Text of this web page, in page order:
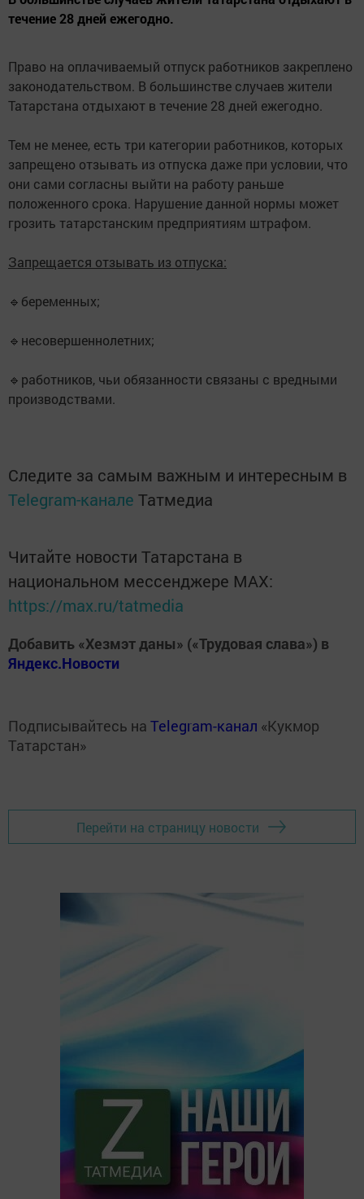
течение 28 дней ежегодно.
Право на оплачиваемый отпуск работников закреплено
законодательством. В большинстве случаев жители
Татарстана отдыхают в течение 28 дней ежегодно.
Тем не менее, есть три категории работников, которых
запрещено отзывать из отпуска даже при условии, что
они сами согласны выйти на работу раньше
положенного срока. Нарушение данной нормы может
грозить татарстанским предприятиям штрафом.
Запрещается отзывать из отпуска:
🔹беременных;
🔹несовершеннолетних;
🔹работников, чьи обязанности связаны с вредными
производствами.
Следите за самым важным и интересным в
Telegram-канале Татмедиа
Читайте новости Татарстана в
национальном мессенджере MАХ:
https://max.ru/tatmedia
Добавить «Хезмэт даны» («Трудовая слава») в
Яндекс.Новости
Подписывайтесь на Telegram-канал «Кукмор
Татарстан»
Перейти на страницу новости